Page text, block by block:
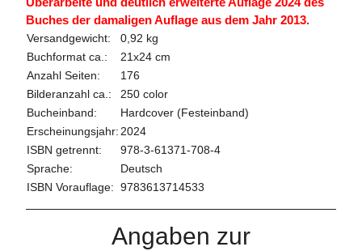
Überarbeite und deutlich erweiterte Auflage 2024 des
Buches der damaligen Auflage aus dem Jahr 2013.
Versandgewicht:
0,92 kg
Buchformat ca.:
21x24 cm
Anzahl Seiten:
176
Bilderanzahl ca.:
250 color
Bucheinband:
Hardcover (Festeinband)
Erscheinungsjahr:2024
ISBN getrennt:
978-3-61371-708-4
Sprache:
Deutsch
ISBN Vorauflage: 9783613714533
Angaben zur